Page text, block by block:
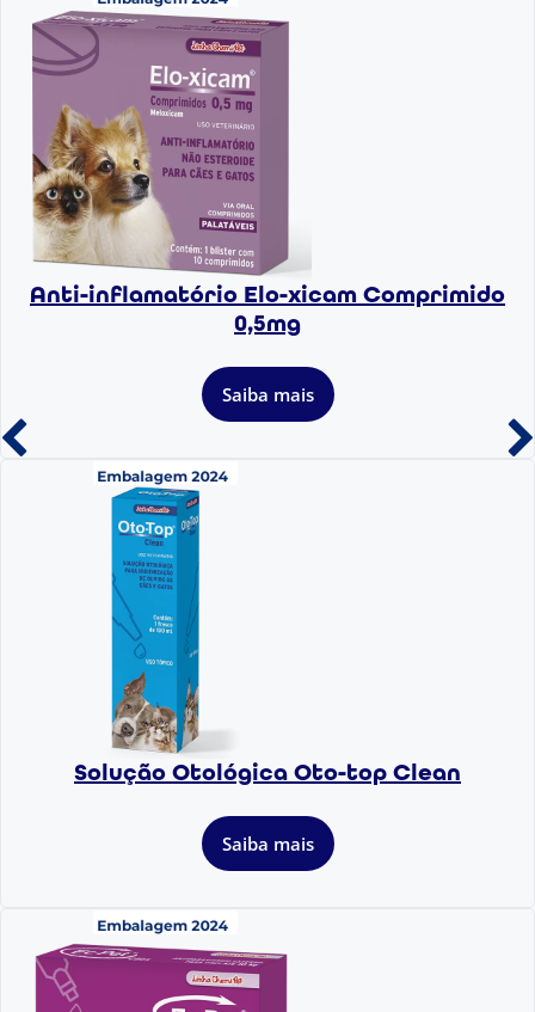
Anti-inflamatório Elo-xicam Comprimido
0,5mg
Saiba mais
Solução Otológica Oto-top Clean
Saiba mais